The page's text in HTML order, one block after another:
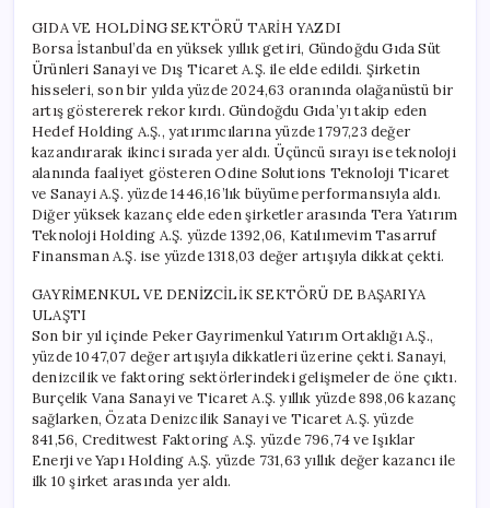
GIDA VE HOLDİNG SEKTÖRÜ TARİH YAZDI
Borsa İstanbul’da en yüksek yıllık getiri, Gündoğdu Gıda Süt
Ürünleri Sanayi ve Dış Ticaret A.Ş. ile elde edildi. Şirketin
hisseleri, son bir yılda yüzde 2024,63 oranında olağanüstü bir
artış göstererek rekor kırdı. Gündoğdu Gıda’yı takip eden
Hedef Holding A.Ş., yatırımcılarına yüzde 1797,23 değer
kazandırarak ikinci sırada yer aldı. Üçüncü sırayı ise teknoloji
alanında faaliyet gösteren Odine Solutions Teknoloji Ticaret
ve Sanayi A.Ş. yüzde 1446,16’lık büyüme performansıyla aldı.
Diğer yüksek kazanç elde eden şirketler arasında Tera Yatırım
Teknoloji Holding A.Ş. yüzde 1392,06, Katılımevim Tasarruf
Finansman A.Ş. ise yüzde 1318,03 değer artışıyla dikkat çekti.
GAYRİMENKUL VE DENİZCİLİK SEKTÖRÜ DE BAŞARIYA
ULAŞTI
Son bir yıl içinde Peker Gayrimenkul Yatırım Ortaklığı A.Ş.,
yüzde 1047,07 değer artışıyla dikkatleri üzerine çekti. Sanayi,
denizcilik ve faktoring sektörlerindeki gelişmeler de öne çıktı.
Burçelik Vana Sanayi ve Ticaret A.Ş. yıllık yüzde 898,06 kazanç
sağlarken, Özata Denizcilik Sanayi ve Ticaret A.Ş. yüzde
841,56, Creditwest Faktoring A.Ş. yüzde 796,74 ve Işıklar
Enerji ve Yapı Holding A.Ş. yüzde 731,63 yıllık değer kazancı ile
ilk 10 şirket arasında yer aldı.